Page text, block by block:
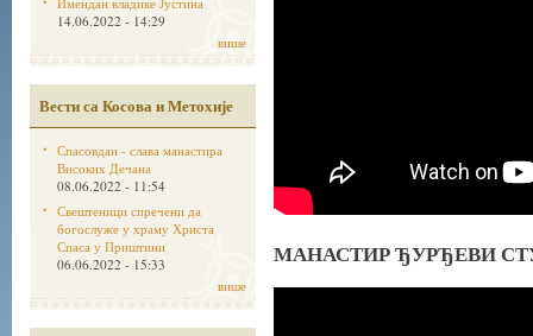
14.06.2022 - 14:29
више
Вести са Косова и Метохије
Спасовдан - слава манастира
Високих Дечана
08.06.2022 - 11:54
Свештеници спречени да
богослуже у храму Христа
Спаса у Приштини
06.06.2022 - 15:33
више
МАНАСТИР ЂУРЂЕВИ